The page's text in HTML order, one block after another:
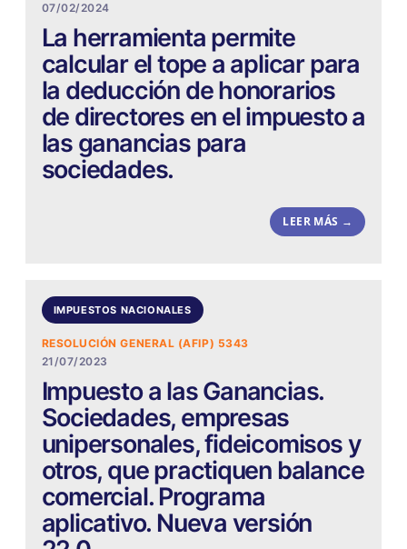
07/02/2024
La herramienta permite
calcular el tope a aplicar para
la deducción de honorarios
de directores en el impuesto a
las ganancias para
sociedades.
LEER MÁS →
IMPUESTOS NACIONALES
RESOLUCIÓN GENERAL (AFIP) 5343
21/07/2023
Impuesto a las Ganancias.
Sociedades, empresas
unipersonales, fideicomisos y
otros, que practiquen balance
comercial. Programa
aplicativo. Nueva versión